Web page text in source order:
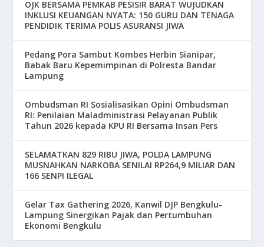
OJK BERSAMA PEMKAB PESISIR BARAT WUJUDKAN
INKLUSI KEUANGAN NYATA: 150 GURU DAN TENAGA
PENDIDIK TERIMA POLIS ASURANSI JIWA
Pedang Pora Sambut Kombes Herbin Sianipar,
Babak Baru Kepemimpinan di Polresta Bandar
Lampung
Ombudsman RI Sosialisasikan Opini Ombudsman
RI: Penilaian Maladministrasi Pelayanan Publik
Tahun 2026 kepada KPU RI Bersama Insan Pers
SELAMATKAN 829 RIBU JIWA, POLDA LAMPUNG
MUSNAHKAN NARKOBA SENILAI RP264,9 MILIAR DAN
166 SENPI ILEGAL
Gelar Tax Gathering 2026, Kanwil DJP Bengkulu-
Lampung Sinergikan Pajak dan Pertumbuhan
Ekonomi Bengkulu